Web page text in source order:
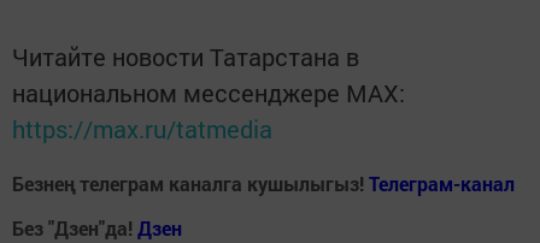
Читайте новости Татарстана в
национальном мессенджере MАХ:
https://max.ru/tatmedia
Безнең телеграм каналга кушылыгыз! Телеграм-канал
Без "Дзен"да! Дзен